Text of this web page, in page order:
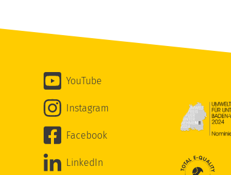
YouTube
Instagram
Facebook
LinkedIn